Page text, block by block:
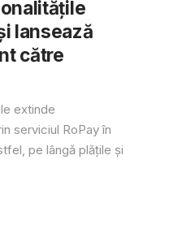
lansează
către
extinde
serviciul RoPay în
pe lângă plățile și